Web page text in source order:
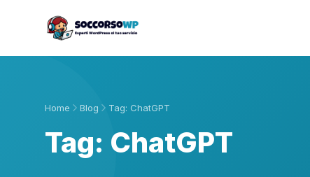
Home Blog Tag: ChatGPT
Tag: ChatGPT